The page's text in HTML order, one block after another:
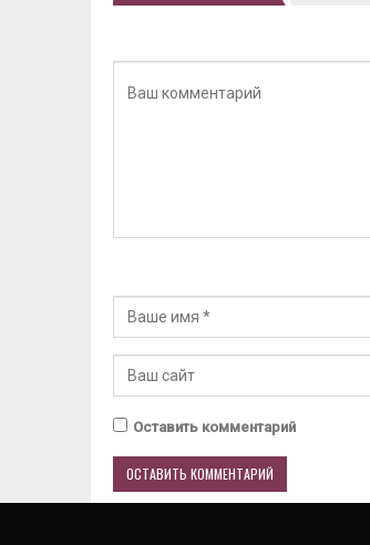
Оставить комментарий